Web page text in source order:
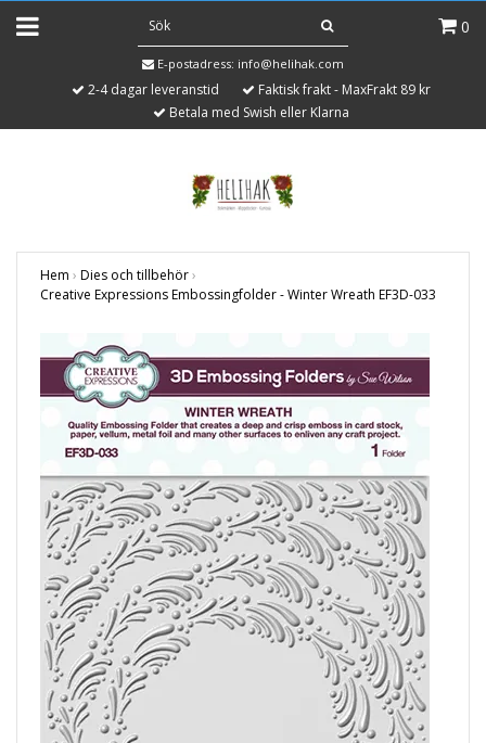
0
E-postadress: info@helihak.com
2-4 dagar leveranstid
Faktisk frakt - MaxFrakt 89 kr
Betala med Swish eller Klarna
Hem › Dies och tillbehör›
Creative Expressions Embossingfolder - Winter Wreath EF3D-033